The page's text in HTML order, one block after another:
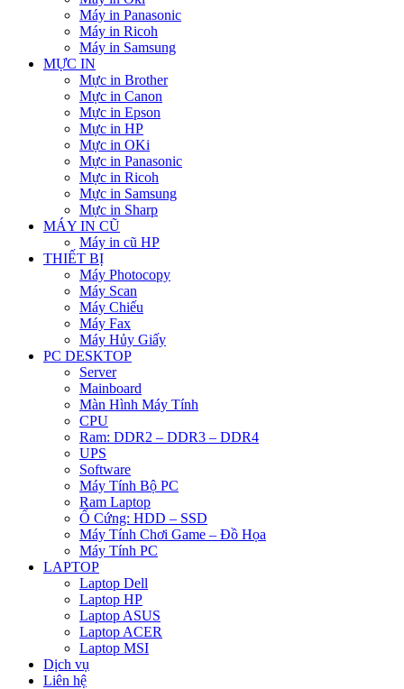
Máy in Panasonic
Máy in Ricoh
Máy in Samsung
MỰC IN
Mực in Brother
Mực in Canon
Mực in Epson
Mực in HP
Mực in OKi
Mực in Panasonic
Mực in Ricoh
Mực in Samsung
Mực in Sharp
MÁY IN CŨ
Máy in cũ HP
THIẾT BỊ
Máy Photocopy
Máy Scan
Máy Chiếu
Máy Fax
Máy Hủy Giấy
PC DESKTOP
Server
Mainboard
Màn Hình Máy Tính
CPU
Ram: DDR2 – DDR3 – DDR4
UPS
Software
Máy Tính Bộ PC
Ram Laptop
Ổ Cứng: HDD – SSD
Máy Tính Chơi Game – Đồ Họa
Máy Tính PC
LAPTOP
Laptop Dell
Laptop HP
Laptop ASUS
Laptop ACER
Laptop MSI
Dịch vụ
Liên hệ